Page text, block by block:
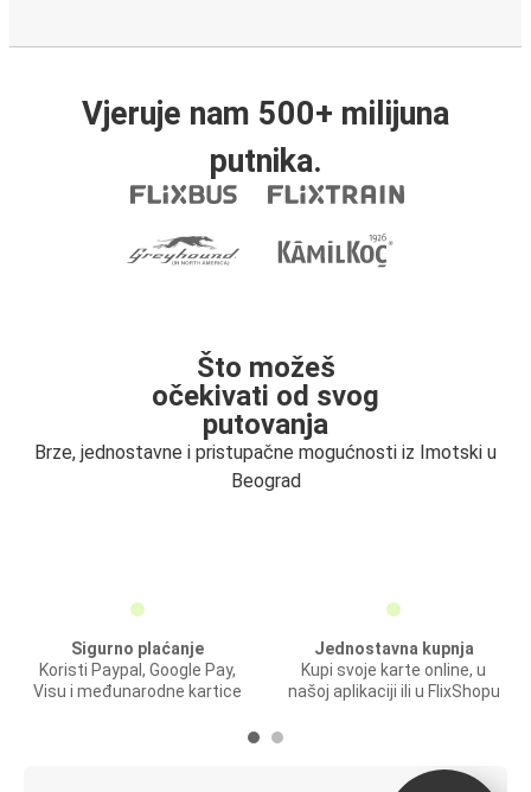
Vjeruje nam 500+ milijuna
putnika.
Što možeš
očekivati od svog
putovanja
Brze, jednostavne i pristupačne mogućnosti iz Imotski u
Beograd
Sigurno plaćanje
Koristi Paypal, Google Pay,
Visu i međunarodne kartice
Jednostavna kupnja
Kupi svoje karte online, u
našoj aplikaciji ili u FlixShopu